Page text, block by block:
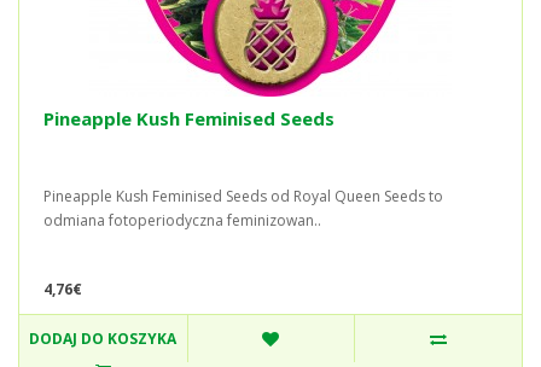
Pineapple Kush Feminised Seeds
Pineapple Kush Feminised Seeds od Royal Queen Seeds to
odmiana fotoperiodyczna feminizowan..
4,76€
DODAJ DO KOSZYKA